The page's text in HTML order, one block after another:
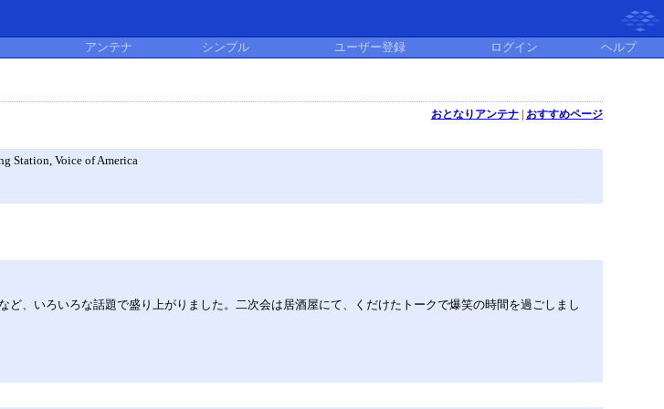
アンテナ シンプル ユーザー登録 ログイン ヘルプ
おとなりアンテナ| おすすめページ
Voice of America
、いろいろな話題で盛り上がりました。二次会は居酒屋にて、くだけたトークで爆笑の時間を過ごしまし